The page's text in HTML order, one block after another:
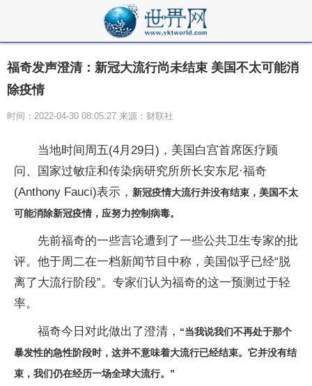
福奇发声澄清：新冠大流行尚未结束 美国不太可能消
除疫情
时间：2022-04-30 08:05:27 来源：财联社
当地时间周五(4月29日)，美国白宫首席医疗顾
问、国家过敏症和传染病研究所所长安东尼·福奇
(Anthony Fauci)表示， 新冠疫情大流行并没有结束，美国不太
可能消除新冠疫情，应努力控制病毒。
先前福奇的一些言论遭到了一些公共卫生专家的批
评。他于周二在一档新闻节目中称，美国似乎已经“脱
离了大流行阶段”。专家们认为福奇的这一预测过于轻
率。
福奇今日对此做出了澄清， “当我说我们不再处于那个
暴发性的急性阶段时，这并不意味着大流行已经结束。它并没有结
束，我们仍在经历一场全球大流行。”